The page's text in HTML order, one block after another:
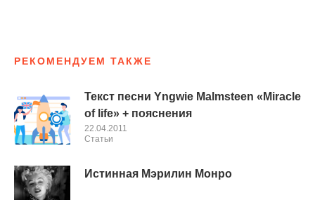
РЕКОМЕНДУЕМ ТАКЖЕ
Текст песни Yngwie Malmsteen «Miracle
of life» + пояснения
22.04.2011
Cтатьи
Истинная Мэрилин Монро